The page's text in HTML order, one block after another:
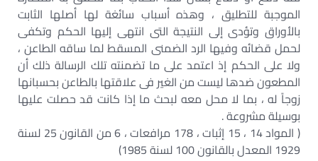
الموجبة للتطليق ، وهذه أسباب سائغة لها أصلها الثابت
بالأوراق وتؤدى إلى النتيجة التى انتهى إليها الحكم وتكفى
لحمل قضائه وفيها الرد الضمنى المسقط لما ساقه الطاعن ،
ولا على الحكم إذ اعتمد على ما تضمنته تلك الرسالة ذلك أن
المطعون ضدها ليست من الغير فى علاقتها بالطاعن بحسبانها
زوجاً له ، بما لا محل معه لبحث ما إذا كانت قد حصلت عليها
بوسيلة مشروعة .
( المواد 14 ، 15 إثبات ، 178 مرافعات ، 6 من القانون 25 لسنة
1929 المعدل بالقانون 100 لسنة 1985)